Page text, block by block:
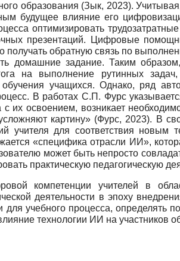
образования (Зык, 2023).
будущее влияние его
оптимизировать
презентаций. Цифровые
получать обратную связь по
домашние задание. Таким
на выполнение рутинных задач,
учащихся. Однако, ряд
В работах С.П. Фурс
их освоением, возникает
картину» (Фурс, 2023). В
для соответствия новым
«специфика отрасли ИИ»,
может быть непросто
практическую педагогическую
компетенции учителей в
деятельности в эпоху
учебного процесса, определять
технологии ИИ на участников